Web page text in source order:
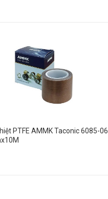
PTFE AMMK Taconic 6085-06